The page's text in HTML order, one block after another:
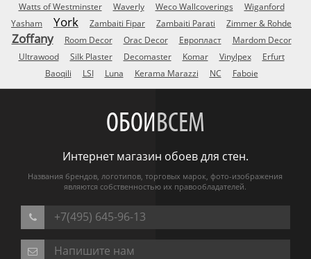
Watts of Westminster
Waverly Weco Wallcoverings
Wiganford
Yasham
York Zambaiti Fipar Zambaiti Parati Zimmer & Rohde
Zoffany Room Decor Orac Decor Европласт
Mardom Decor
Ultrawood
Silk Plaster Decomaster Komar Vinylpex
Erfurt
Baoqili
LSI Luna Kerama Marazzi NC Faboie
ОБОИВСЕМ
Интернет магазин обоев для стен.
Названия брендов, логотипов, торговых марок, фото-изображения
являются собственностью их правообладателей.
+7(495) 645-96-13
Напишите нам